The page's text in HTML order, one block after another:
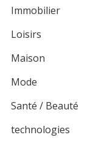
Immobilier
Loisirs
Maison
Mode
Santé / Beauté
technologies